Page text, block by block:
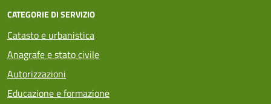
CATEGORIE DI SERVIZIO
Catasto e urbanistica
Anagrafe e stato civile
Autorizzazioni
Educazione e formazione